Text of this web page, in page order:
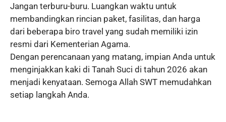
Jangan terburu-buru. Luangkan waktu untuk
membandingkan rincian paket, fasilitas, dan harga
dari beberapa biro travel yang sudah memiliki izin
resmi dari Kementerian Agama.
Dengan perencanaan yang matang, impian Anda untuk
menginjakkan kaki di Tanah Suci di tahun 2026 akan
menjadi kenyataan. Semoga Allah SWT memudahkan
setiap langkah Anda.